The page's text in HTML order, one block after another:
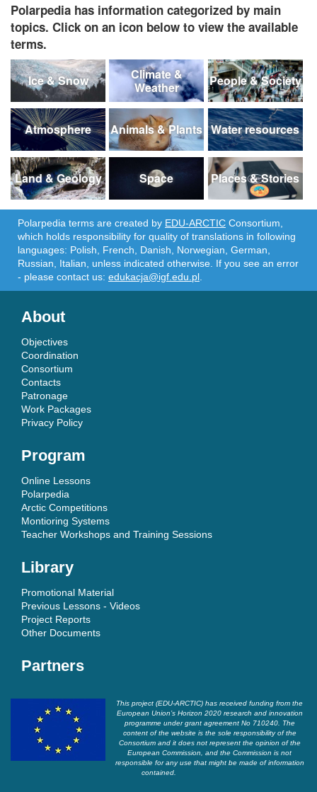
Polarpedia has information categorized by main
topics. Click on an icon below to view the available
terms.
Ice & Snow
Climate &
Weather
People & Society
Atmosphere Animals & Plants Water resources
Land & Geology Space Places & Stories
Polarpedia terms are created by EDU-ARCTIC Consortium,
which holds responsibility for quality of translations in following
languages: Polish, French, Danish, Norwegian, German,
Russian, Italian, unless indicated otherwise. If you see an error
- please contact us: edukacja@igf.edu.pl
About
Objectives
Coordination
Consortium
Contacts
Patronage
Work Packages
Privacy Policy
Program
Online Lessons
Polarpedia
Arctic Competitions
Montioring Systems
Teacher Workshops and Training Sessions
Library
Promotional Material
Previous Lessons - Videos
Project Reports
Other Documents
Partners
This project (EDU-ARCTIC) has received funding from the
European Union’s Horizon 2020 research and innovation
programme under grant agreement No 710240. The
content of the website is the sole responsibility of the
Consortium and it does not represent the opinion of the
European Commission, and the Commission is not
responsible for any use that might be made of information
contained.